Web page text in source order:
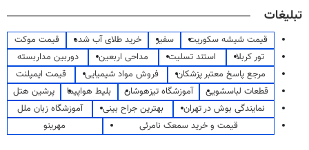
تبلیغات
قیمت شیشه سکوریت سفیر خرید طلای آب شده
قیمت موکت
تور کربلا
استند تسلیت مداحی اربعین
دوربین مداربسته
مرجع پاسخ معتبر پزشکان
فروش مواد شیمیایی
قیمت ایمپلنت
قطعات لباسشویی
آموزشگاه تیزهوشان بلیط هواپیما
پرشین هتل
نمایندگی بوش در تهران
بهترین جراح بینی
آموزشگاه زبان ملل
قیمت و خرید سمعک نامرئی
مهرینو